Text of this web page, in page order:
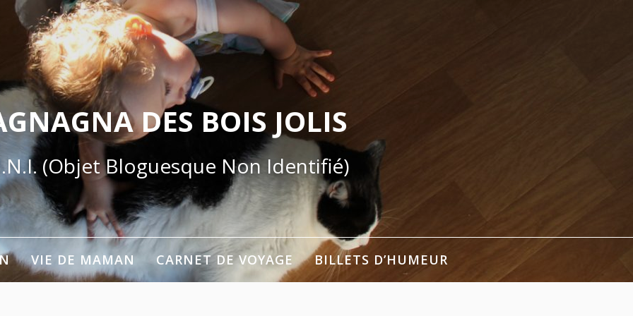
DES BOIS JOLIS
(Objet Bloguesque Non Identifié)
VIE DE MAMAN CARNET DE VOYAGE BILLETS D’HUMEUR